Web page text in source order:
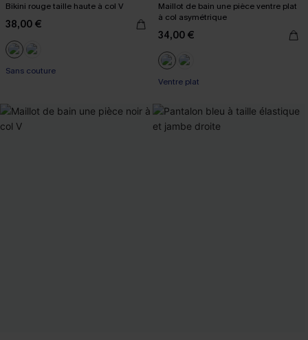
Bikini rouge taille haute à col V
38,00 €
Sans couture
Maillot de bain une pièce ventre plat
à col asymétrique
34,00 €
Ventre plat